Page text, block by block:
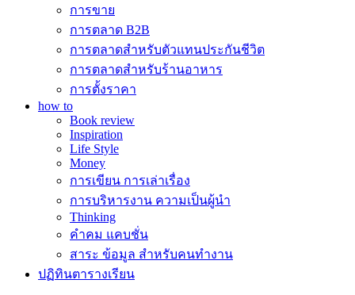
การขาย
การตลาด B2B
การตลาดสำหรับตัวแทนประกันชีวิต
การตลาดสำหรับร้านอาหาร
การตั้งราคา
how to
Book review
Inspiration
Life Style
Money
การเขียน การเล่าเรื่อง
การบริหารงาน ความเป็นผู้นำ
Thinking
คำคม แคบชั่น
สาระ ข้อมูล สำหรับคนทำงาน
ปฏิทินตารางเรียน